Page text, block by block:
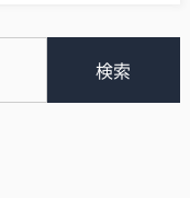
検索